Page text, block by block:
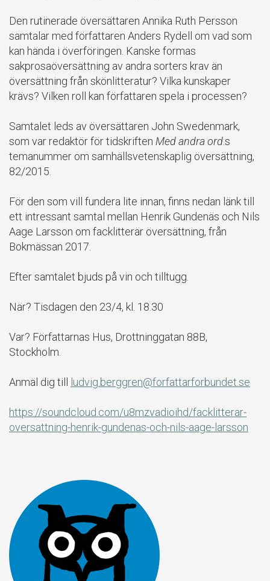
Den rutinerade översättaren Annika Ruth Persson
samtalar med författaren Anders Rydell om vad som
kan hända i överföringen. Kanske formas
sakprosaöversättning av andra sorters krav än
översättning från skönlitteratur? Vilka kunskaper
krävs? Vilken roll kan författaren spela i processen?
Samtalet leds av översättaren John Swedenmark,
som var redaktör för tidskriften Med andra ord:s
temanummer om samhällsvetenskaplig översättning,
82/2015.
För den som vill fundera lite innan, finns nedan länk till
ett intressant samtal mellan Henrik Gundenäs och Nils
Aage Larsson om facklitterär översättning, från
Bokmässan 2017.
Efter samtalet bjuds på vin och tilltugg.
När? Tisdagen den 23/4, kl. 18.30
Var? Författarnas Hus, Drottninggatan 88B,
Stockholm.
Anmäl dig till ludvig.berggren@forfattarforbundet.se
https://soundcloud.com/u8mzvadioihd/facklitterar-
oversattning-henrik-gundenas-och-nils-aage-larsson